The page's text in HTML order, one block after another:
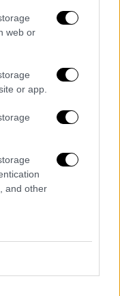
web or
or app.
and other
βρεθεί στο
βρεθεί στο
ένας ακόμα
Ο
έφυγε
Λιθουανή